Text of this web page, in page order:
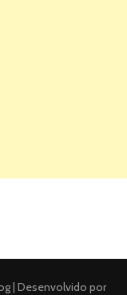
| Desenvolvido por